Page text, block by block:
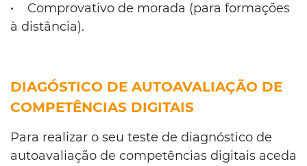
• Comprovativo de morada (para formações
à distância).
DIAGÓSTICO DE AUTOAVALIAÇÃO DE
COMPETÊNCIAS DIGITAIS
Para realizar o seu teste de diagnóstico de
autoavaliação de competências digitais aceda